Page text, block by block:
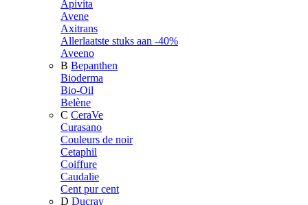
Apivita
Avene
Axitrans
Allerlaatste stuks aan -40%
Aveeno
B Bepanthen
Bioderma
Bio-Oil
Belène
C CeraVe
Curasano
Couleurs de noir
Cetaphil
Coiffure
Caudalie
Cent pur cent
D Ducray